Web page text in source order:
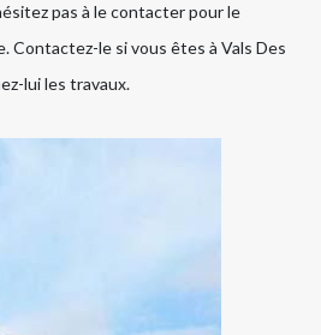
pas à le contacter pour le
Contactez-le si vous êtes à Vals Des
lui les travaux.